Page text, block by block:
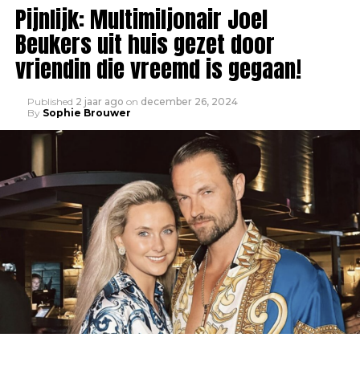
Pijnlijk: Multimiljonair Joel
Beukers uit huis gezet door
vriendin die vreemd is gegaan!
Published 2 jaar ago on december 26, 2024
By Sophie Brouwer